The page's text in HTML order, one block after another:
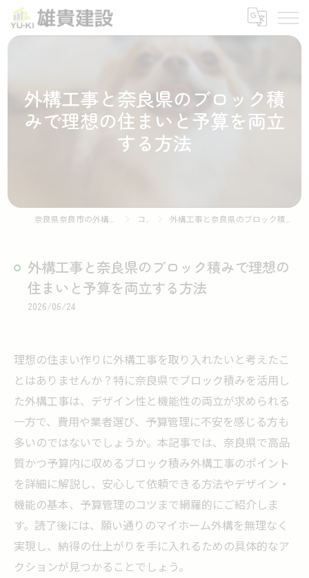
外構工事と奈良県のブロック積
みで理想の住まいと予算を両立
する方法
コラム 外構工事と奈良県のブロック積みで理想の住まいと予算を両立する方法
外構工事と奈良県のブロック積みで理想の
住まいと予算を両立する方法
2026/06/24
理想の住まい作りに外構工事を取り入れたいと考えたこ
とはありませんか？特に奈良県でブロック積みを活用し
た外構工事は、デザイン性と機能性の両立が求められる
一方で、費用や業者選び、予算管理に不安を感じる方も
多いのではないでしょうか。本記事では、奈良県で高品
質かつ予算内に収めるブロック積み外構工事のポイント
を詳細に解説し、安心して依頼できる方法やデザイン・
機能の基本、予算管理のコツまで網羅的にご紹介しま
す。読了後には、願い通りのマイホーム外構を無理なく
実現し、納得の仕上がりを手に入れるための具体的なア
クションが見つかることでしょう。